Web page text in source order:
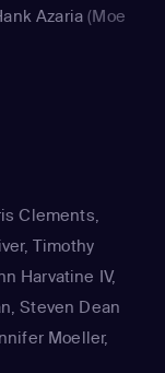
Azaria (Moe
/ Maximilian von
/ Selma
/ Kirk Van
Clements,
Timothy
Harvatine IV,
Steven Dean
Moeller,